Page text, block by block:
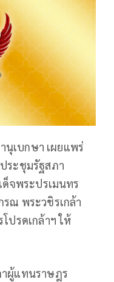
นุเบกษา เผยแพร่
ระชุมรัฐสภา
จพระปรเมนทร
ณ พระวชิรเกล้า
ปรดเกล้าฯ ให้
าผู้แทนราษฎร